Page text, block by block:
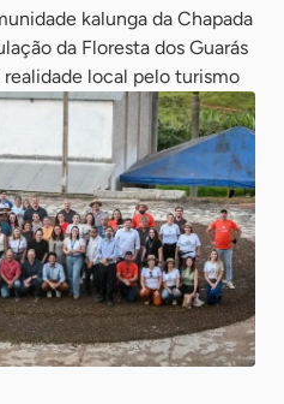
kalunga da Chapada
da Floresta dos Guarás
local pelo turismo